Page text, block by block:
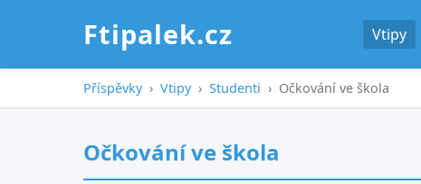
Ftipalek.cz Vtipy
Příspěvky › Vtipy › Studenti › Očkování ve škola
Očkování ve škola